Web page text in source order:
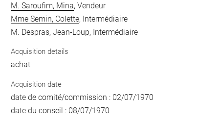
M. Saroufim, Mina, Vendeur
Mme Semin, Colette, Intermédiaire
M. Despras, Jean-Loup, Intermédiaire
Acquisition details
achat
Acquisition date
date de comité/commission : 02/07/1970
date du conseil : 08/07/1970